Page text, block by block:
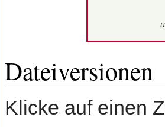
Dateiversionen
Klicke auf einen